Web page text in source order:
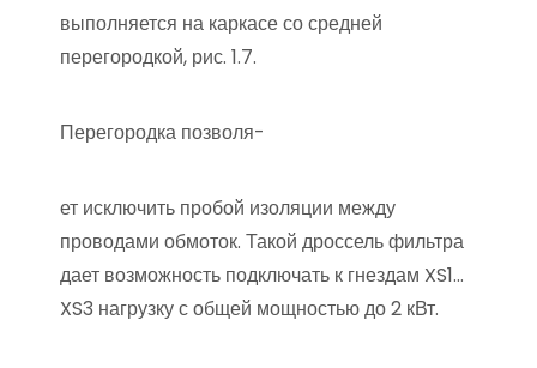
выполняется на каркасе со средней
перегородкой, рис. 1.7.
Перегородка позволя-
ет исключить пробой изоляции между
проводами обмоток. Такой дроссель фильтра
дает возможность подключать к гнездам XS1…
XS3 нагрузку с общей мощностью до 2 кВт.